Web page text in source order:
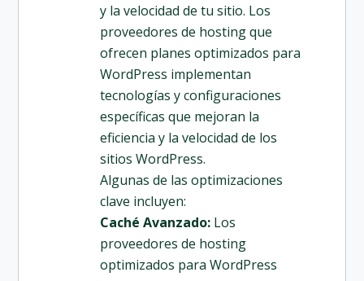
y la velocidad de tu sitio. Los
proveedores de hosting que
ofrecen planes optimizados para
WordPress implementan
tecnologías y configuraciones
específicas que mejoran la
eficiencia y la velocidad de los
sitios WordPress.
Algunas de las optimizaciones
clave incluyen:
Caché Avanzado: Los
proveedores de hosting
optimizados para WordPress